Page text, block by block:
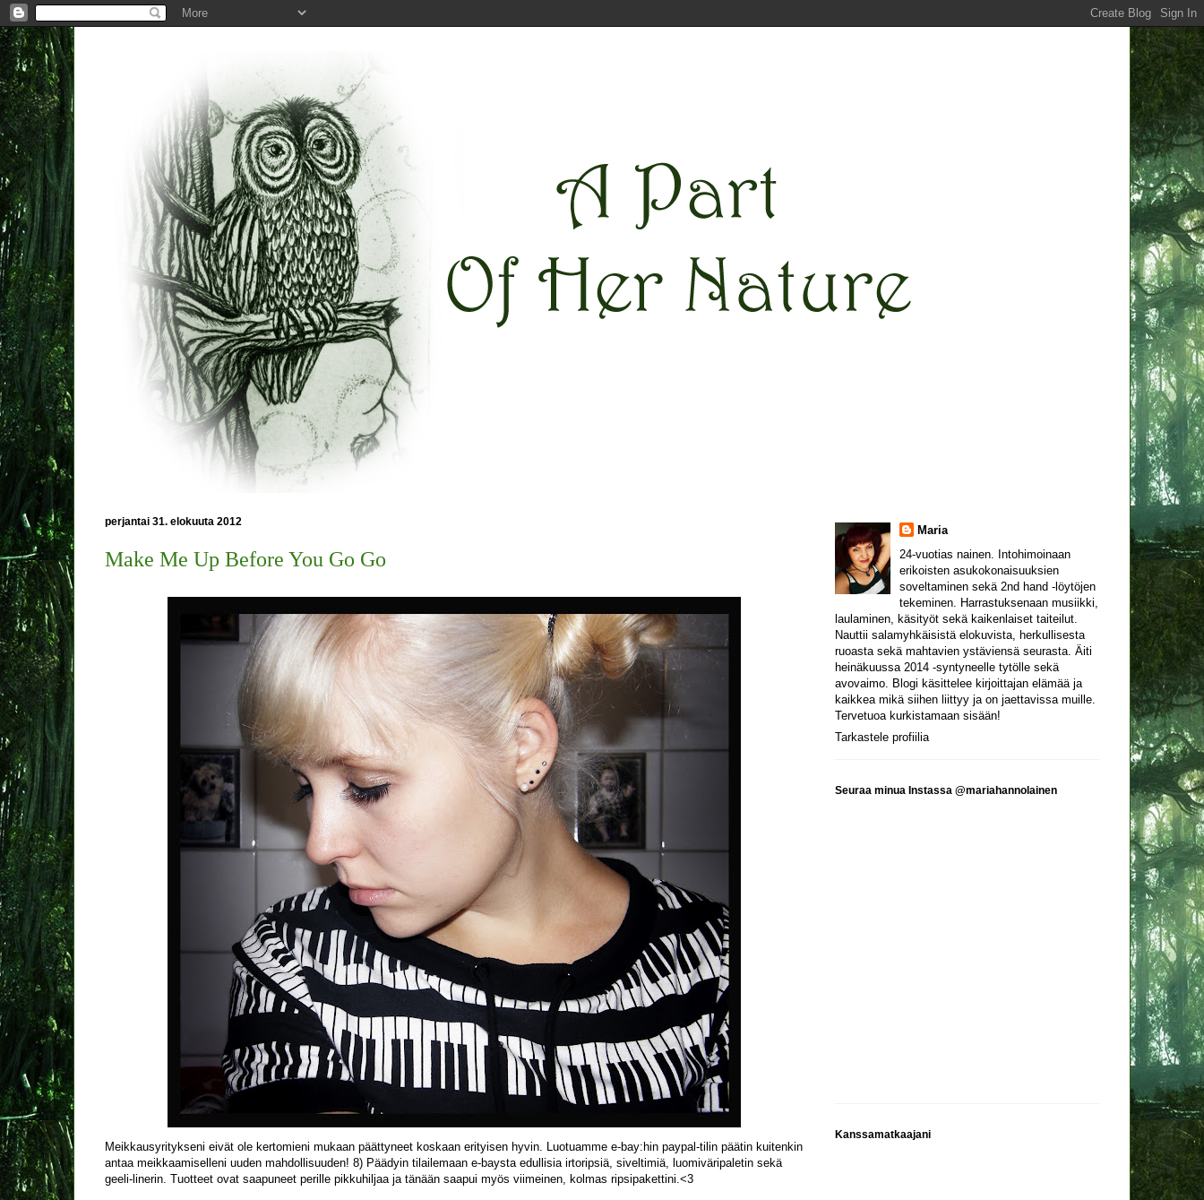
perjantai 31. elokuuta 2012
Make Me Up Before You Go Go
Meikkausyritykseni eivät ole kertomieni mukaan päättyneet koskaan erityisen hyvin. Luotuamme e-bay:hin paypal-tilin päätin kuitenkin
antaa meikkaamiselleni uuden mahdollisuuden! 8) Päädyin tilailemaan e-baysta edullisia irtoripsiä, siveltimiä, luomiväripaletin sekä
geeli-linerin. Tuotteet ovat saapuneet perille pikkuhiljaa ja tänään saapui myös viimeinen, kolmas ripsipakettini.<3
Maria
24-vuotias nainen. Intohimoinaan
erikoisten asukokonaisuuksien
soveltaminen sekä 2nd hand -löytöjen
tekeminen. Harrastuksenaan musiikki,
laulaminen, käsityöt sekä kaikenlaiset taiteilut.
Nauttii salamyhkäisistä elokuvista, herkullisesta
ruoasta sekä mahtavien ystäviensä seurasta. Äiti
heinäkuussa 2014 -syntyneelle tytölle sekä
avovaimo. Blogi käsittelee kirjoittajan elämää ja
kaikkea mikä siihen liittyy ja on jaettavissa muille.
Tervetuoa kurkistamaan sisään!
Tarkastele profiilia
Seuraa minua Instassa @mariahannolainen
Kanssamatkaajani